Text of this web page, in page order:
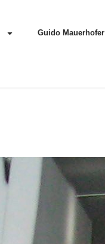
Guido Mauerhofer